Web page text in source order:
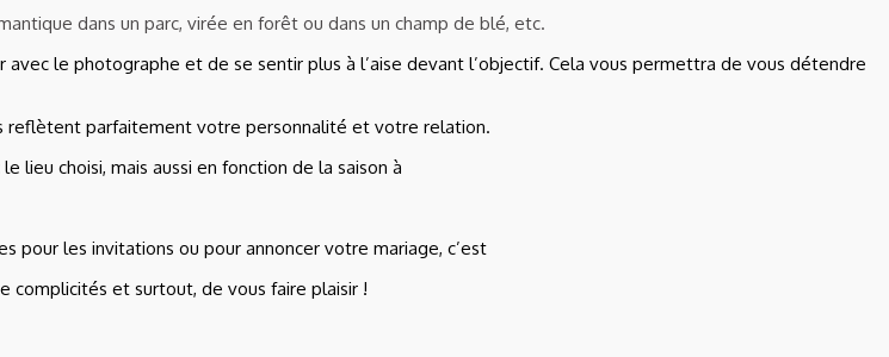
dans un parc, virée en forêt ou dans un champ de blé, etc.
le photographe et de se sentir plus à l’aise devant l’objectif. Cela vous permettra de vous détendre
reflètent parfaitement votre personnalité et votre relation.
lieu choisi, mais aussi en fonction de la saison à
pour les invitations ou pour annoncer votre mariage, c’est
complicités et surtout, de vous faire plaisir !